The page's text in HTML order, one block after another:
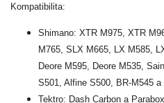
Kompatibilita:
Shimano: XTR M975, XTR
M765, SLX M665, LX M585,
Deore M595, Deore M535,
S501, Alfine S500, BR-M545 a
Tektro: Dash Carbon a Parabox.